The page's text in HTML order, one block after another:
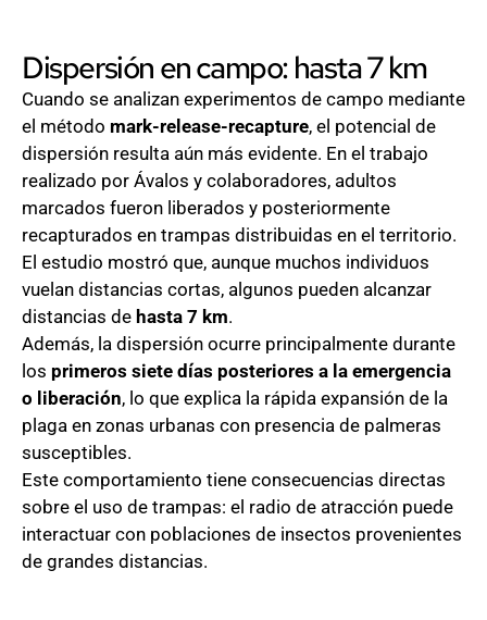
Dispersión en campo: hasta 7 km
Cuando se analizan experimentos de campo mediante
el método mark-release-recapture, el potencial de
dispersión resulta aún más evidente. En el trabajo
realizado por Ávalos y colaboradores, adultos
marcados fueron liberados y posteriormente
recapturados en trampas distribuidas en el territorio.
El estudio mostró que, aunque muchos individuos
vuelan distancias cortas, algunos pueden alcanzar
distancias de hasta 7 km.
Además, la dispersión ocurre principalmente durante
los primeros siete días posteriores a la emergencia
o liberación, lo que explica la rápida expansión de la
plaga en zonas urbanas con presencia de palmeras
susceptibles.
Este comportamiento tiene consecuencias directas
sobre el uso de trampas: el radio de atracción puede
interactuar con poblaciones de insectos provenientes
de grandes distancias.